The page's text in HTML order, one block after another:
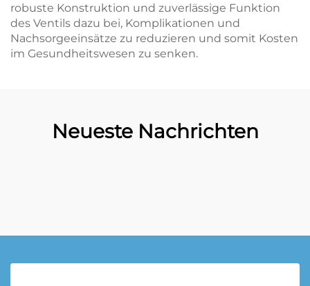
robuste Konstruktion und zuverlässige Funktion
des Ventils dazu bei, Komplikationen und
Nachsorgeeinsätze zu reduzieren und somit Kosten
im Gesundheitswesen zu senken.
Neueste Nachrichten